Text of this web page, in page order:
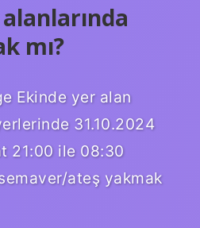
mı?
Ekinde yer alan
31.10.2024
21:00 ile 08:30
ateş yakmak